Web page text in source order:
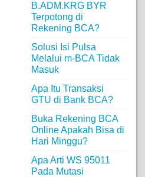
B.ADM.KRG BYR
Terpotong di
Rekening BCA?
Solusi Isi Pulsa
Melalui m-BCA Tidak
Masuk
Apa Itu Transaksi
GTU di Bank BCA?
Buka Rekening BCA
Online Apakah Bisa di
Hari Minggu?
Apa Arti WS 95011
Pada Mutasi